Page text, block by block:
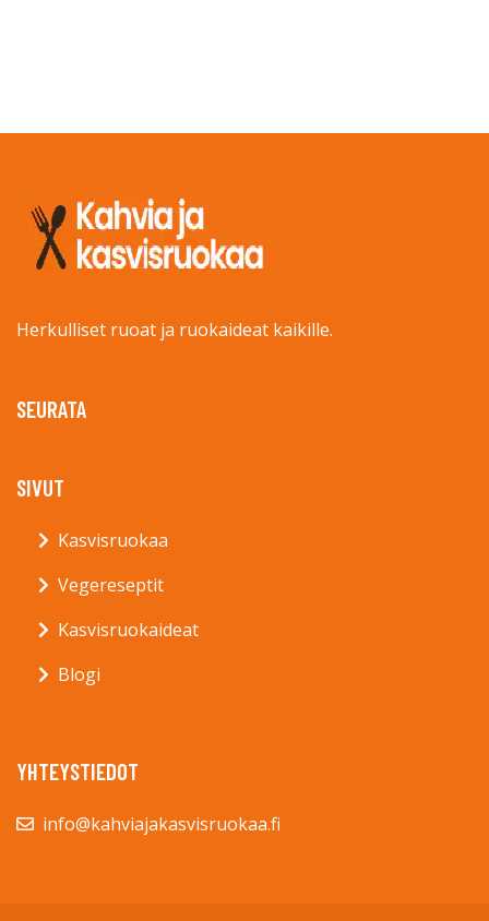
Herkulliset ruoat ja ruokaideat kaikille.
SEURATA
SIVUT
Kasvisruokaa
Vegereseptit
Kasvisruokaideat
Blogi
YHTEYSTIEDOT
info@kahviajakasvisruokaa.fi